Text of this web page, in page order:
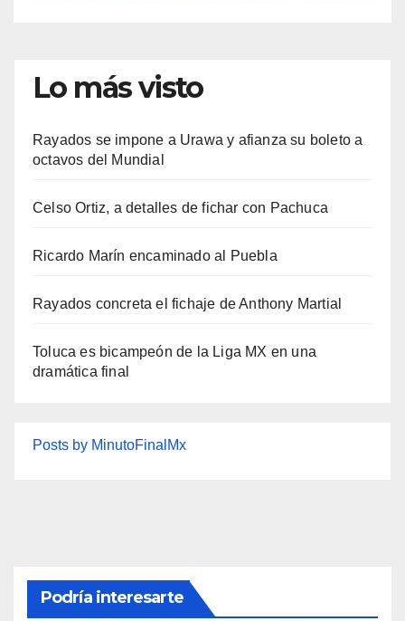
Lo más visto
Rayados se impone a Urawa y afianza su boleto a
octavos del Mundial
Celso Ortiz, a detalles de fichar con Pachuca
Ricardo Marín encaminado al Puebla
Rayados concreta el fichaje de Anthony Martial
Toluca es bicampeón de la Liga MX en una
dramática final
Posts by MinutoFinalMx
Podría interesarte